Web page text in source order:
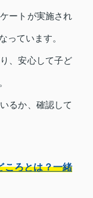
ートが実施され
っています。
、安心して子ど
るか、確認して
ころとは？一緒